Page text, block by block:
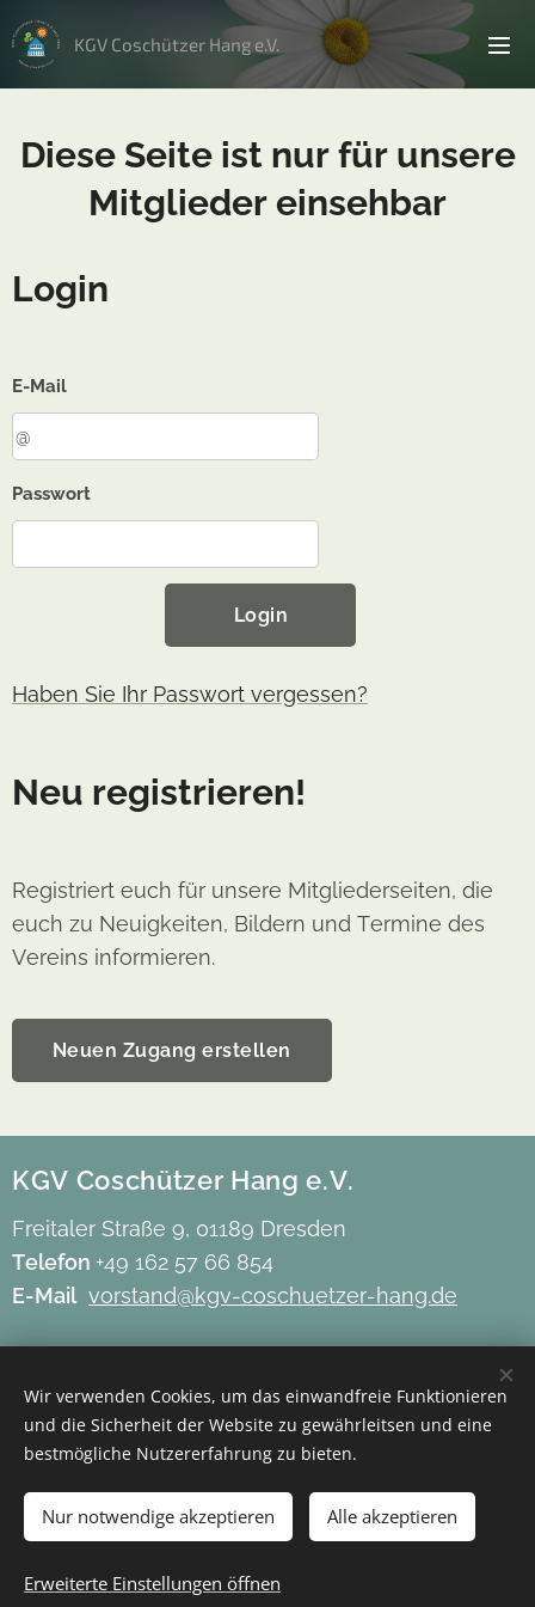
KGV Coschützer Hang e.V.
Diese Seite ist nur für unsere
Mitglieder einsehbar
Login
E-Mail
Passwort
Login
Haben Sie Ihr Passwort vergessen?
Neu registrieren!
Registriert euch für unsere Mitgliederseiten, die
euch zu Neuigkeiten, Bildern und Termine des
Vereins informieren.
Neuen Zugang erstellen
KGV Coschützer Hang e.V.
Freitaler Straße 9, 01189 Dresden
Telefon +49 162 57 66 854
E-Mail vorstand@kgv-coschuetzer-hang.de
Impressum
Datenschutz
Barrierefreiheit
Mitgliederbereich
Cookies
Wir verwenden Cookies, um das einwandfreie Funktionieren
und die Sicherheit der Website zu gewährleitsen und eine
bestmögliche Nutzererfahrung zu bieten.
Nur notwendige akzeptieren Alle akzeptieren
Erweiterte Einstellungen öffnen